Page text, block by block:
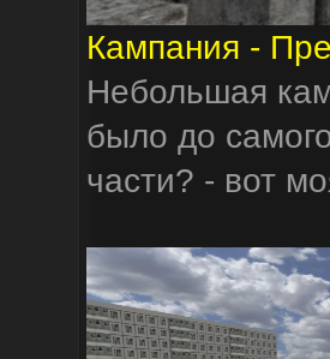
Кампания -
Небольшая
было до
части? - вот